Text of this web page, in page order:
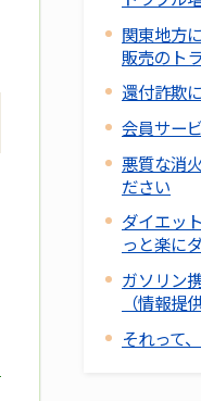
関東地方
販売のト
還付詐欺
会員サー
悪質な消
ださい
ダイエッ
っと楽に
ガソリン
（情報提供
それって